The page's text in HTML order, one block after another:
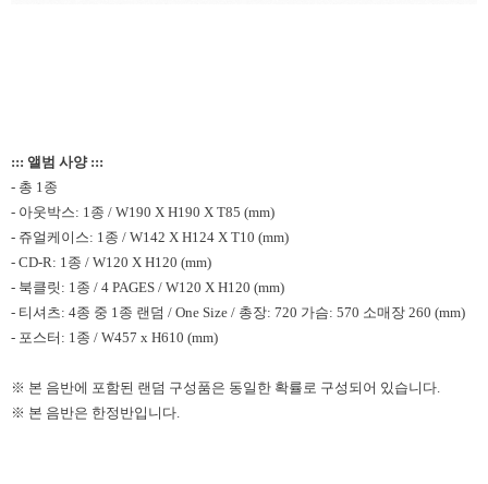
::: 앨범 사양 :::
- 총 1종
- 아웃박스: 1종 / W190 X H190 X T85 (mm)
- 쥬얼케이스: 1종 / W142 X H124 X T10 (mm)
- CD-R: 1종 / W120 X H120 (mm)
- 북클릿: 1종 / 4 PAGES / W120 X H120 (mm)
- 티셔츠: 4종 중 1종 랜덤 / One Size / 총장: 720 가슴: 570 소매장 260 (mm)
- 포스터: 1종 / W457 x H610 (mm)
※ 본 음반에 포함된 랜덤 구성품은 동일한 확률로 구성되어 있습니다.
※ 본 음반은 한정반입니다.